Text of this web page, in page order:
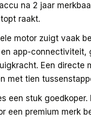
na 2 jaar
raakt.
motor zuigt vaak
app-
Een directe
met tien
een stuk
een premium merk